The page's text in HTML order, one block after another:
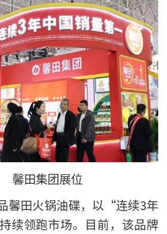
馨田集团展位
馨田火锅油碟，以“连续3年
续领跑市场。目前，该品牌